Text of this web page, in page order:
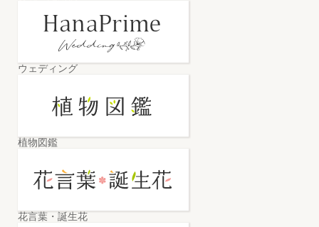
ウェディング
植物図鑑
花言葉・誕生花